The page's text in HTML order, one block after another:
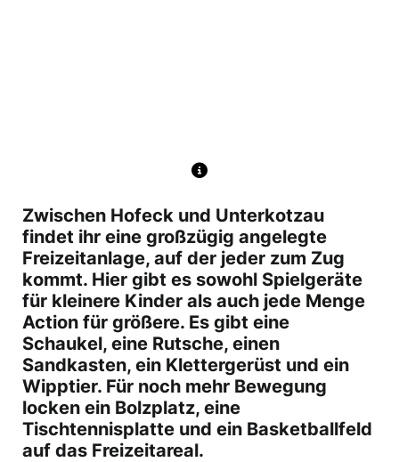
Zwischen Hofeck und Unterkotzau
findet ihr eine großzügig angelegte
Freizeitanlage, auf der jeder zum Zug
kommt. Hier gibt es sowohl Spielgeräte
für kleinere Kinder als auch jede Menge
Action für größere. Es gibt eine
Schaukel, eine Rutsche, einen
Sandkasten, ein Klettergerüst und ein
Wipptier. Für noch mehr Bewegung
locken ein Bolzplatz, eine
Tischtennisplatte und ein Basketballfeld
auf das Freizeitareal.